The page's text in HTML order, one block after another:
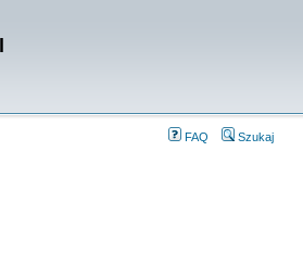
FAQ Szukaj